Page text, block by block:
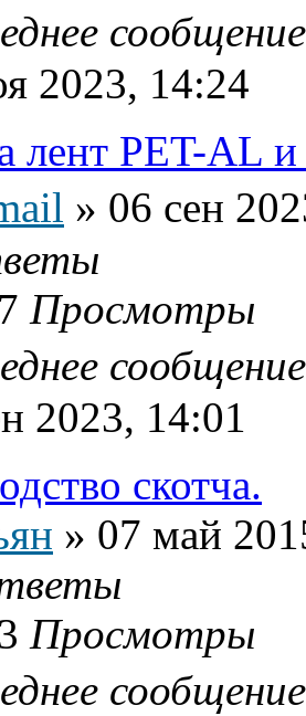
2023, 14:24
лент PET-AL
» 06 сен
Просмотры
2023, 14:01
скотча.
» 07 май
Просмотры